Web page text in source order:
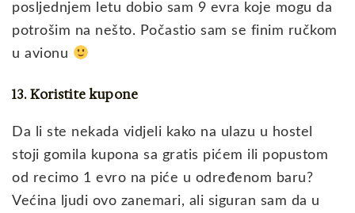
posljednjem letu dobio sam 9 evra koje mogu da
potrošim na nešto. Počastio sam se finim ručkom
u avionu
13. Koristite kupone
Da li ste nekada vidjeli kako na ulazu u hostel
stoji gomila kupona sa gratis pićem ili popustom
od recimo 1 evro na piće u određenom baru?
Većina ljudi ovo zanemari, ali siguran sam da u